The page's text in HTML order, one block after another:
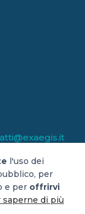
8h30-18h30
venerdì
l'uso dei
per
e per offrirvi
saperne di più